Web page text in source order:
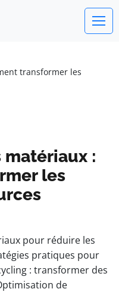
transformer les
matériaux :
les
pour réduire les
pratiques pour
: transformer des
de